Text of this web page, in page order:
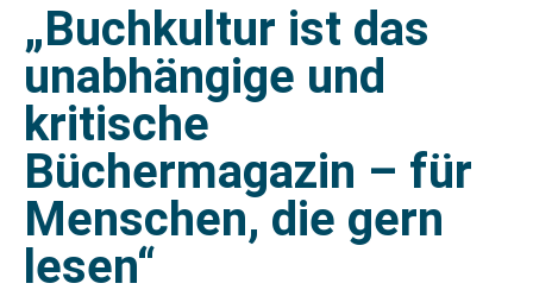
„Buchkultur ist das
unabhängige und
kritische
Büchermagazin – für
Menschen, die gern
lesen“